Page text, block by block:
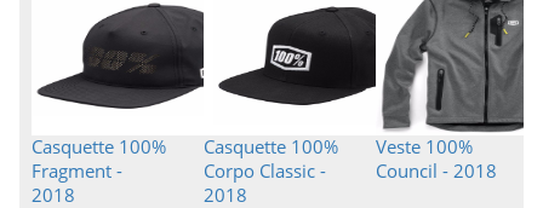
Casquette 100%
Fragment -
2018
Casquette 100%
Corpo Classic -
2018
Veste 100%
Council - 2018